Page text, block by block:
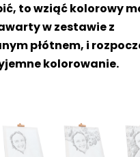
to wziąć kolorowy
w zestawie z
płótnem, i
kolorowanie.